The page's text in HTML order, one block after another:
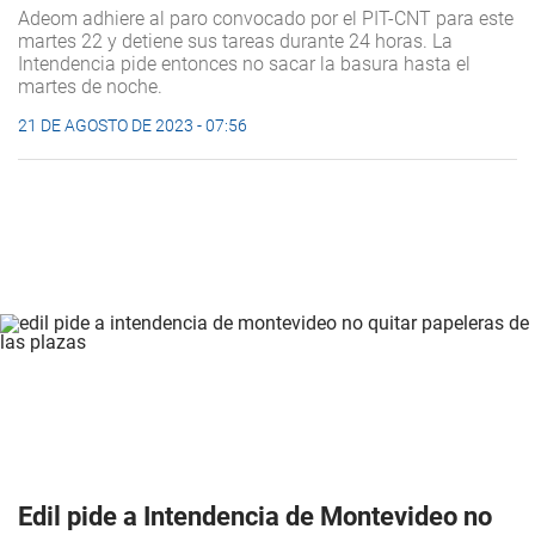
Adeom adhiere al paro convocado por el PIT-CNT para este
martes 22 y detiene sus tareas durante 24 horas. La
Intendencia pide entonces no sacar la basura hasta el
martes de noche.
21 DE AGOSTO DE 2023 - 07:56
Edil pide a Intendencia de Montevideo no